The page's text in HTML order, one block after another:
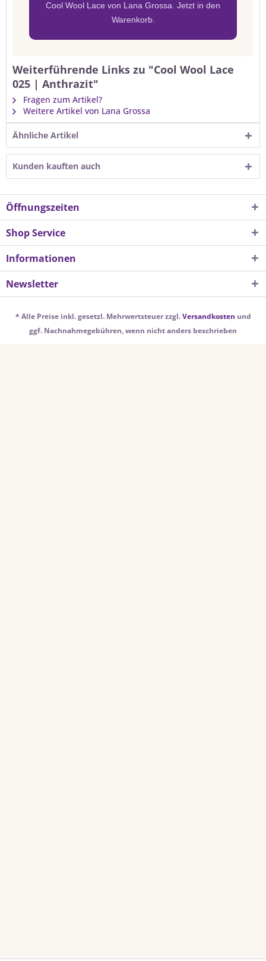
Cool Wool Lace von Lana Grossa. Jetzt in den
Warenkorb.
Weiterführende Links zu "Cool Wool Lace
025 | Anthrazit"
Fragen zum Artikel?
Weitere Artikel von Lana Grossa
Ähnliche Artikel
Kunden kauften auch
Öffnungszeiten
Shop Service
Informationen
Newsletter
* Alle Preise inkl. gesetzl. Mehrwertsteuer zzgl.Versandkosten und
ggf. Nachnahmegebühren, wenn nicht anders beschrieben